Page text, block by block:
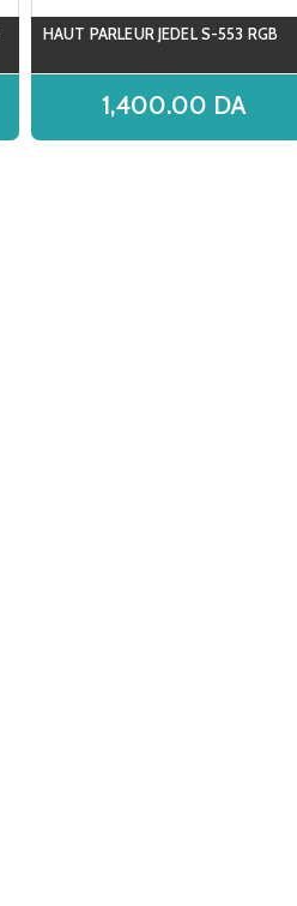
HAUT PARLEUR JEDEL S-553 RGB
1,400.00 DA